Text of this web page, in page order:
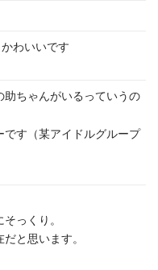
わいいです
助ちゃんがいるっていうの
です（某アイドルグループ
っくり。
と思います。